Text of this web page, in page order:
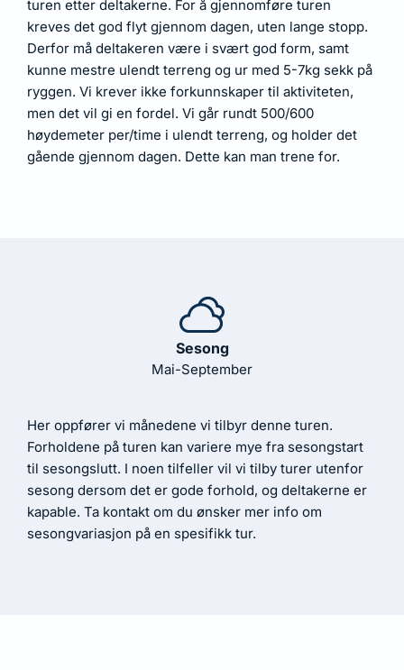
turen etter deltakerne. For å gjennomføre turen
kreves det god flyt gjennom dagen, uten lange stopp.
Derfor må deltakeren være i svært god form, samt
kunne mestre ulendt terreng og ur med 5-7kg sekk på
ryggen. Vi krever ikke forkunnskaper til aktiviteten,
men det vil gi en fordel. Vi går rundt 500/600
høydemeter per/time i ulendt terreng, og holder det
gående gjennom dagen. Dette kan man trene for.
Sesong
Mai-September
Her oppfører vi månedene vi tilbyr denne turen.
Forholdene på turen kan variere mye fra sesongstart
til sesongslutt. I noen tilfeller vil vi tilby turer utenfor
sesong dersom det er gode forhold, og deltakerne er
kapable. Ta kontakt om du ønsker mer info om
sesongvariasjon på en spesifikk tur.